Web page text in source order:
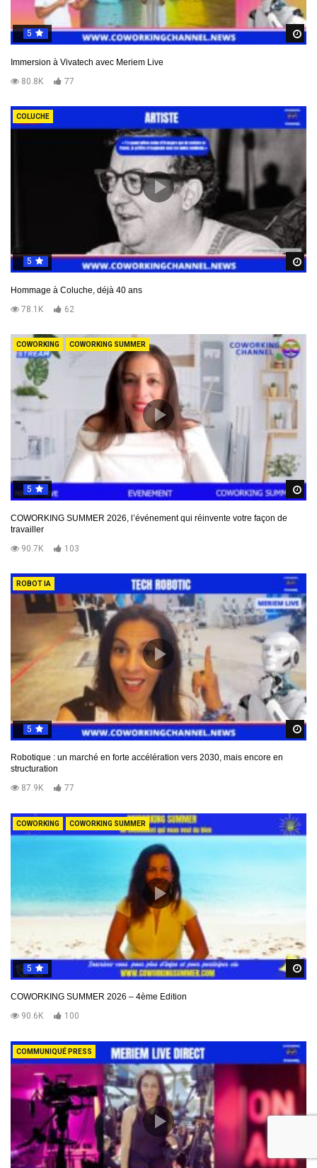
5
Immersion à Vivatech avec Meriem Live
80.8K
77
COLUCHE
5
Hommage à Coluche, déjà 40 ans
78.1K
62
COWORKING COWORKING SUMMER
5
COWORKING SUMMER 2026, l’événement qui réinvente votre façon de
travailler
90.7K
103
ROBOT IA
5
Robotique : un marché en forte accélération vers 2030, mais encore en
structuration
87.9K
77
COWORKING COWORKING SUMMER
5
COWORKING SUMMER 2026 – 4ème Edition
90.6K
100
COMMUNIQUÉ PRESS